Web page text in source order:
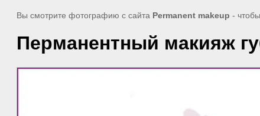
Вы смотрите фотографию с сайта Permanent makeup -
Перманентный макияж